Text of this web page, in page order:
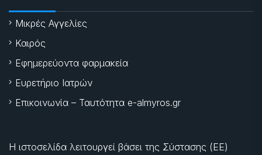
Μικρές Αγγελίες
Καιρός
Εφημερεύοντα φαρμακεία
Ευρετήριο Ιατρών
Επικοινωνία – Ταυτότητα e-almyros.gr
Η ιστοσελίδα λειτουργεί βάσει της Σύστασης (ΕΕ)